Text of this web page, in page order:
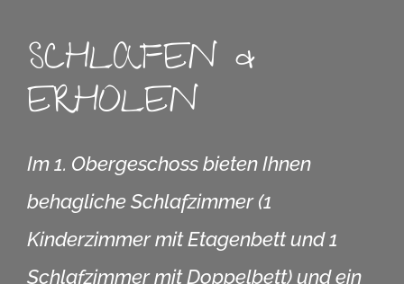
SCHLAFEN &
ERHOLEN
Im 1. Obergeschoss bieten Ihnen
behagliche Schlafzimmer (1
Kinderzimmer mit Etagenbett und 1
Schlafzimmer mit Doppelbett) und ein